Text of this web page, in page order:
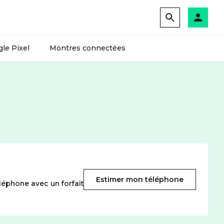
Pixel Montres connectées
avec un forfait
Estimer mon téléphone